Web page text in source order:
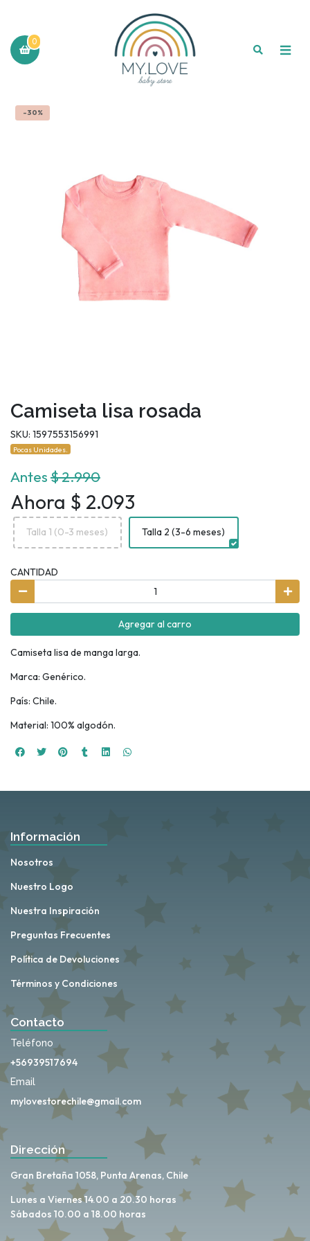
0
-30%
Camiseta lisa rosada
SKU: 1597553156991
Pocas Unidades.
Antes$ 2.990
Ahora $ 2.093
Talla 1 (0-3 meses) Talla 2 (3-6 meses)
CANTIDAD
Agregar al carro
Camiseta lisa de manga larga.
Marca: Genérico.
País: Chile.
Material: 100% algodón.
Información
Nosotros
Nuestro Logo
Nuestra Inspiración
Preguntas Frecuentes
Política de Devoluciones
Términos y Condiciones
Contacto
Teléfono
+56939517694
Email
mylovestorechile@gmail.com
Dirección
Gran Bretaña 1058, Punta Arenas, Chile
Lunes a Viernes 14.00 a 20.30 horas
Sábados 10.00 a 18.00 horas